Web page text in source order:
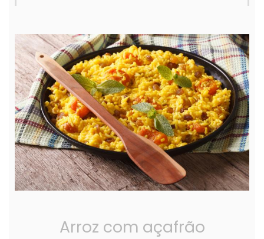
Arroz com açafrão